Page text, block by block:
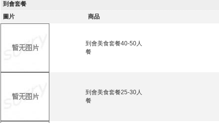
到會套餐
圖片
商品
到會美食套餐40-50人
餐
到會美食套餐25-30人
餐